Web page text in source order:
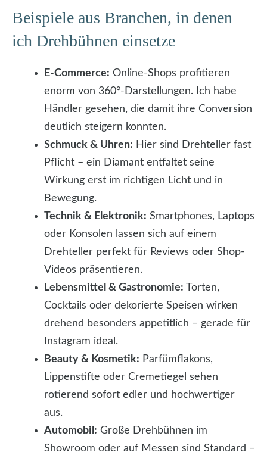
Beispiele aus Branchen, in denen
ich Drehbühnen einsetze
E-Commerce: Online-Shops profitieren
enorm von 360°-Darstellungen. Ich habe
Händler gesehen, die damit ihre Conversion
deutlich steigern konnten.
Schmuck & Uhren: Hier sind Drehteller fast
Pflicht – ein Diamant entfaltet seine
Wirkung erst im richtigen Licht und in
Bewegung.
Technik & Elektronik: Smartphones, Laptops
oder Konsolen lassen sich auf einem
Drehteller perfekt für Reviews oder Shop-
Videos präsentieren.
Lebensmittel & Gastronomie: Torten,
Cocktails oder dekorierte Speisen wirken
drehend besonders appetitlich – gerade für
Instagram ideal.
Beauty & Kosmetik: Parfümflakons,
Lippenstifte oder Cremetiegel sehen
rotierend sofort edler und hochwertiger
aus.
Automobil: Große Drehbühnen im
Showroom oder auf Messen sind Standard –